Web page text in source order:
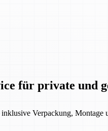
für private und
Verpackung,